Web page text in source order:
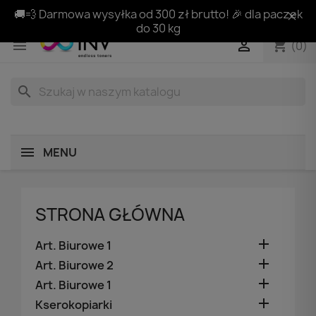
🚚💨 Darmowa wysyłka od 300 zł brutto! 🎉 dla paczek
do 30 kg
 shopping_cart(0)

search
MENU
STRONA GŁÓWNA
Art. Biurowe 1 
Art. Biurowe 2 
Art. Biurowe 1 
Kserokopiarki 